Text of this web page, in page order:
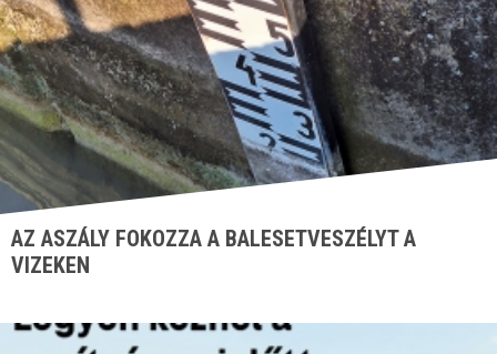
AZ ASZÁLY FOKOZZA A BALESETVESZÉLYT A
VIZEKEN